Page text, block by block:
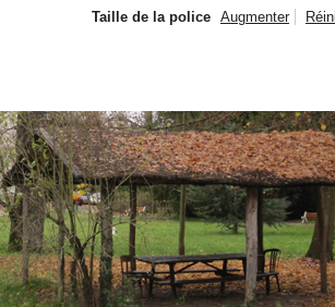
Taille de la police Augmenter